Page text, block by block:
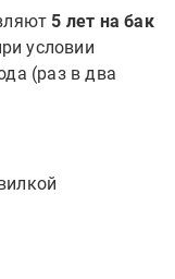
5 лет на бак
условии
(раз в два